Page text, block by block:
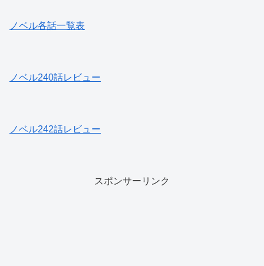
ノベル各話一覧表
ノベル240話レビュー
ノベル242話レビュー
スポンサーリンク